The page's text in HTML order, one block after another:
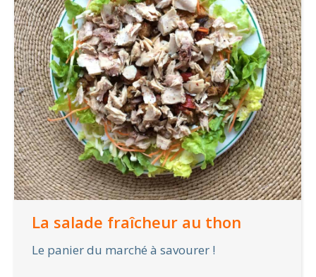
La salade fraîcheur au thon
Le panier du marché à savourer !